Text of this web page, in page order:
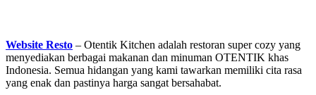
Website Resto – Otentik Kitchen adalah restoran super cozy yang
menyediakan berbagai makanan dan minuman OTENTIK khas
Indonesia. Semua hidangan yang kami tawarkan memiliki cita rasa
yang enak dan pastinya harga sangat bersahabat.